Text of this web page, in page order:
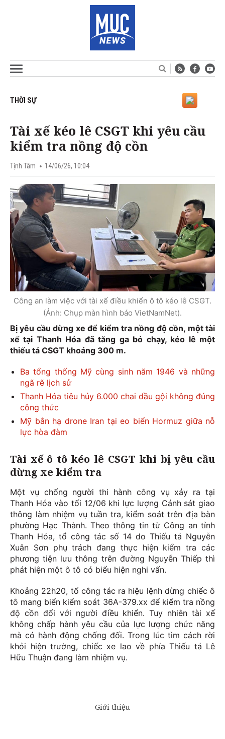
THỜI SỰ
Tài xế kéo lê CSGT khi yêu cầu
kiểm tra nồng độ cồn
Tịnh Tâm 14/06/26, 10:04
Công an làm việc với tài xế điều khiển ô tô kéo lê CSGT.
(Ảnh: Chụp màn hình báo VietNamNet).
Bị yêu cầu dừng xe để kiểm tra nồng độ cồn, một tài
xế tại Thanh Hóa đã tăng ga bỏ chạy, kéo lê một
thiếu tá CSGT khoảng 300 m.
Ba tổng thống Mỹ cùng sinh năm 1946 và những
ngã rẽ lịch sử
Thanh Hóa tiêu hủy 6.000 chai dầu gội không đúng
công thức
Mỹ bắn hạ drone Iran tại eo biển Hormuz giữa nỗ
lực hòa đàm
Tài xế ô tô kéo lê CSGT khi bị yêu cầu
dừng xe kiểm tra
Một vụ chống người thi hành công vụ xảy ra tại
Thanh Hóa vào tối 12/06 khi lực lượng Cảnh sát giao
thông làm nhiệm vụ tuần tra, kiểm soát trên địa bàn
phường Hạc Thành. Theo thông tin từ Công an tỉnh
Thanh Hóa, tổ công tác số 14 do Thiếu tá Nguyễn
Xuân Sơn phụ trách đang thực hiện kiểm tra các
phương tiện lưu thông trên đường Nguyễn Thiếp thì
phát hiện một ô tô có biểu hiện nghi vấn.
Khoảng 22h20, tổ công tác ra hiệu lệnh dừng chiếc ô
tô mang biển kiểm soát 36A-379.xx để kiểm tra nồng
độ cồn đối với người điều khiển. Tuy nhiên tài xế
không chấp hành yêu cầu của lực lượng chức năng
mà có hành động chống đối. Trong lúc tìm cách rời
khỏi hiện trường, chiếc xe lao về phía Thiếu tá Lê
Hữu Thuận đang làm nhiệm vụ.